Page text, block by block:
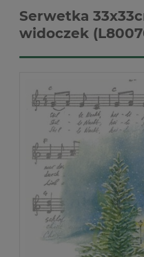
Serwetka
widoczek